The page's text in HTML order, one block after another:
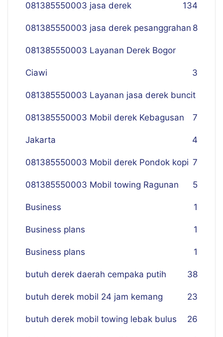
081385550003 jasa derek 134
081385550003 jasa derek pesanggrahan 8
081385550003 Layanan Derek Bogor
Ciawi 3
081385550003 Layanan jasa derek buncit
7
081385550003 Mobil derek Kebagusan
Jakarta 4
081385550003 Mobil derek Pondok kopi 7
081385550003 Mobil towing Ragunan 5
Business 1
Business plans 1
Business plans 1
butuh derek daerah cempaka putih 38
butuh derek mobil 24 jam kemang 23
butuh derek mobil towing lebak bulus 26